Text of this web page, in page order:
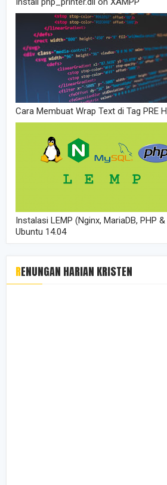
Cara Membuat Wrap Text di Tag PRE
Instalasi LEMP (Nginx, MariaDB, PHP
Ubuntu 14.04
RENUNGAN HARIAN KRISTEN